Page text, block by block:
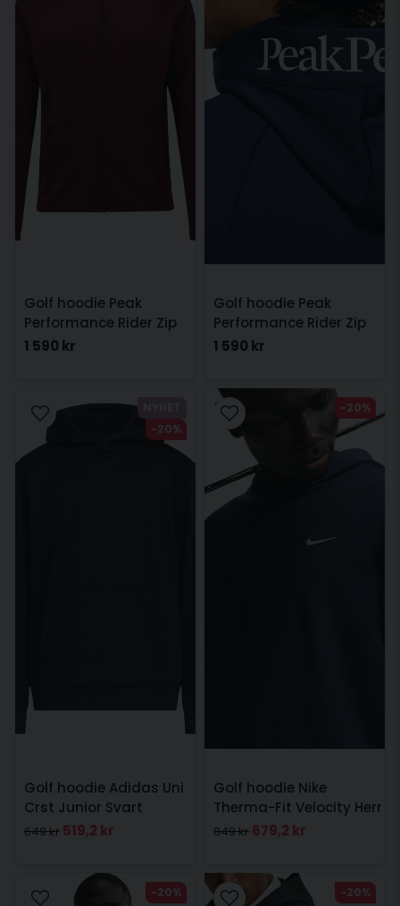
Golf hoodie Peak
Performance Rider Zip
Hood Herr Vinröd
1 590 kr
Golf hoodie Peak
Performance Rider Zip
Hood Herr Navy
1 590 kr
Golf hoodie Adidas Uni
Crst Junior Svart
649 kr 519,2 kr
-20%
Golf hoodie Nike
Therma-Fit Velocity Herr
Navy
849 kr 679,2 kr
-20%
-20% -20%